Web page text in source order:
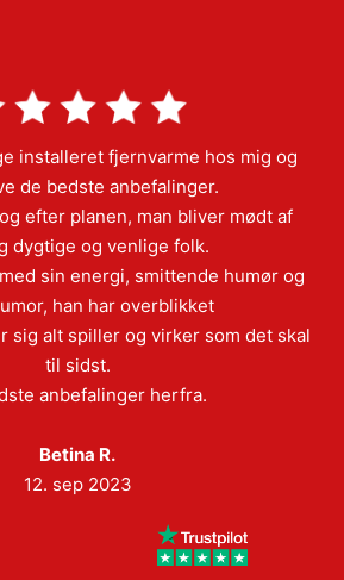
installeret fjernvarme hos mig og
de bedste anbefalinger.
efter planen, man bliver mødt af
dygtige og venlige folk.
sin energi, smittende humør og
han har overblikket
sig alt spiller og virker som det skal
til sidst.
anbefalinger herfra.
Betina R.
12. sep 2023